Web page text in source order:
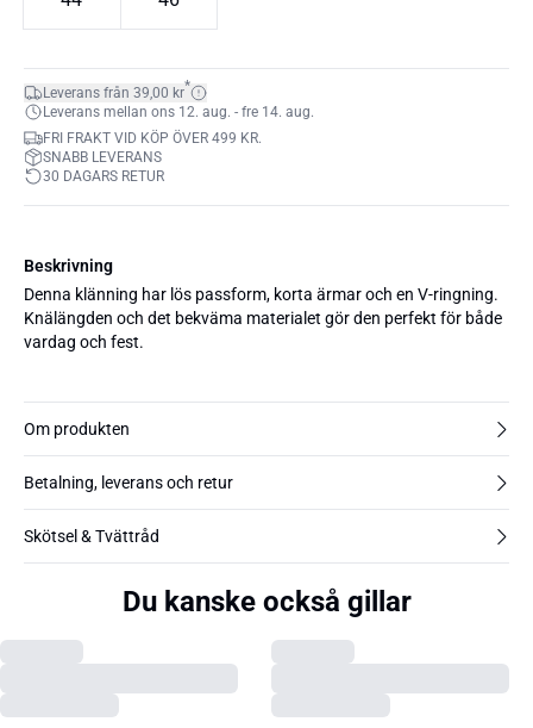
Leverans från 39,00 kr*
Leverans mellan ons 12. aug. - fre 14. aug.
FRI FRAKT VID KÖP ÖVER 499 KR.
SNABB LEVERANS
30 DAGARS RETUR
Beskrivning
Denna klänning har lös passform, korta ärmar och en V-ringning.
Knälängden och det bekväma materialet gör den perfekt för både
vardag och fest.
Om produkten
Betalning, leverans och retur
Skötsel & Tvättråd
Du kanske också gillar